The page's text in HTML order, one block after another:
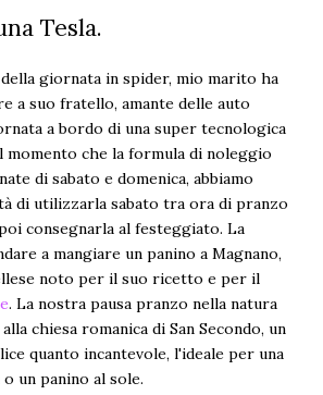
Tesla.
giornata in spider, mio marito ha
a suo fratello, amante delle auto
a bordo di una super tecnologica
momento che la formula di noleggio
di sabato e domenica, abbiamo
di utilizzarla sabato tra ora di pranzo
consegnarla al festeggiato. La
a mangiare un panino a Magnano,
noto per il suo ricetto e per il
. La nostra pausa pranzo nella natura
chiesa romanica di San Secondo, un
quanto incantevole, l'ideale per una
un panino al sole.